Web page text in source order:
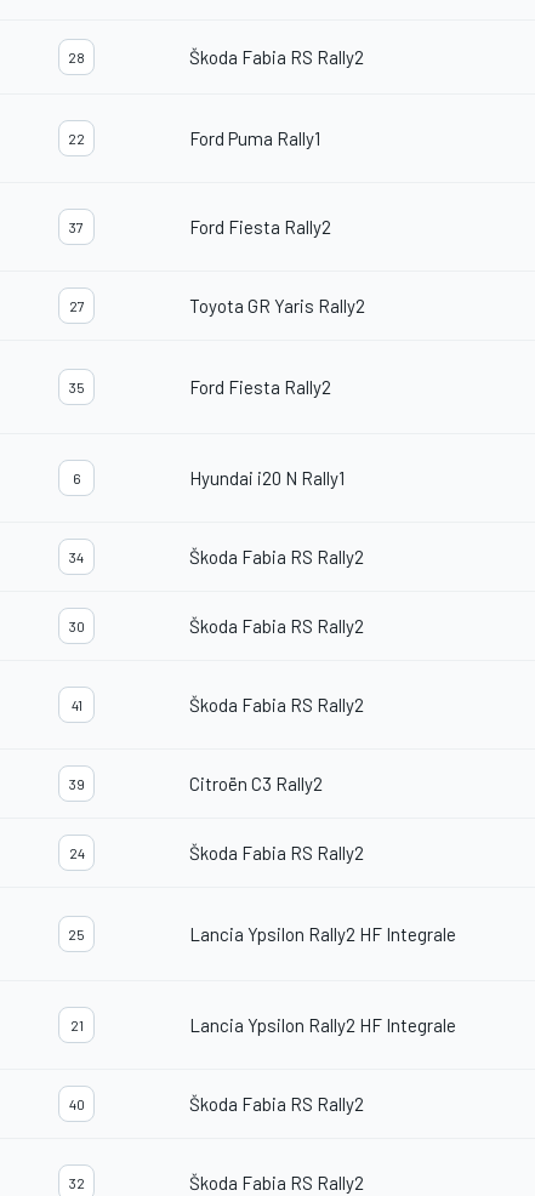
28 Škoda Fabia RS Rally2
22 Ford Puma Rally1
37 Ford Fiesta Rally2
27 Toyota GR Yaris Rally2
35 Ford Fiesta Rally2
6 Hyundai i20 N Rally1
34 Škoda Fabia RS Rally2
30 Škoda Fabia RS Rally2
41 Škoda Fabia RS Rally2
39 Citroën C3 Rally2
24 Škoda Fabia RS Rally2
25 Lancia Ypsilon Rally2 HF Integrale
21 Lancia Ypsilon Rally2 HF Integrale
40 Škoda Fabia RS Rally2
32 Škoda Fabia RS Rally2